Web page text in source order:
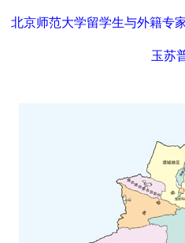
北京师范大学留学生与外籍专
玉苏